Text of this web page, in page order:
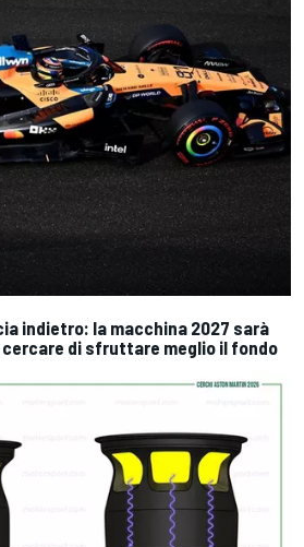
indietro: la macchina 2027 sarà
cercare di sfruttare meglio il fondo